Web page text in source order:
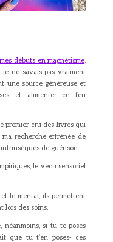
mes débuts en magnétisme
je ne savais pas vraiment
une source généreuse et
et alimenter ce feu
premier cru des livres qui
ma recherche effrénée de
de guérison.
le vécu sensoriel
le mental, ils permettent
lors des soins.
néanmoins, si tu te poses
que tu t’en poses- ces